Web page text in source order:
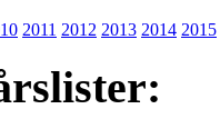
2011 2012 2013 2014 2015